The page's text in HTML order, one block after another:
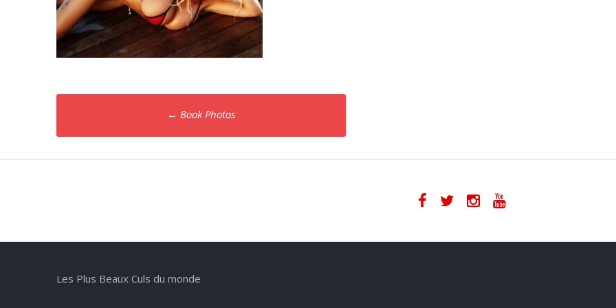
Poste
navigation
← Book Photos
Les Plus Beaux Culs du monde